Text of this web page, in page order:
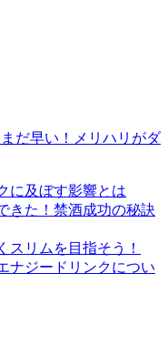
だ早い！メリハリがダ
に及ぼす影響とは
きた！禁酒成功の秘訣
スリムを目指そう！
ナジードリンクについ